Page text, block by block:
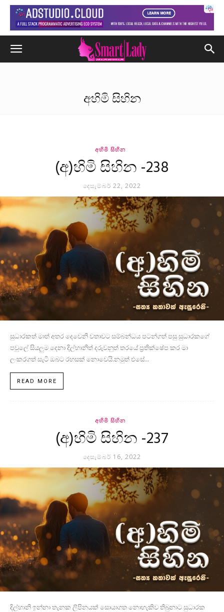
අහිමි සිහින
අහිමි සිහින
(අ)හිමි සිහින -238
දෙසැම්බර් 22, 2022
සුධාරකත් මාත් අතර දෙවෙනි වතාවට සම්බන්ධය පටන්ගත් පසු සුධාරකගේ
පවුලේ සියලුම දෙනා දිල්හානිත් දරුවනුත් තරයේ ප්‍රතික්ෂේප කර මා
ලංකරගත් සැටි ඔබට රහසක් නොවෙයි.නමුත් එසේ...
READ MORE
අහිමි සිහින
(අ)හිමි සිහින -237
දෙසැම්බර් 16, 2022
දිල්හානි ඉන්නා තැනක ලිපිනයක් සොයාගත නොහැකිව තිබුනාට සුධාරක